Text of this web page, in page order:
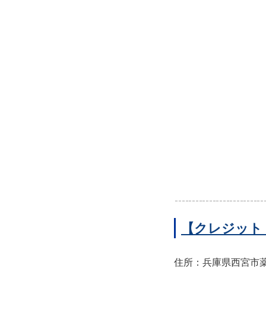
【クレジッ
住所：兵庫県西宮市